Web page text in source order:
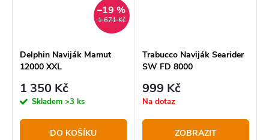
1 671 Kč
–19 %
Delphin Naviják Mamut
12000 XXL
1 350 Kč
Skladem >3 ks
DO KOŠÍKU
Trabucco Naviják Searider
SW FD 8000
999 Kč
Na dotaz
ZOBRAZIT